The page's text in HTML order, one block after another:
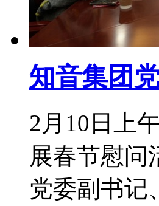
知音集团
2月10日上
展春节慰问
党委副书记